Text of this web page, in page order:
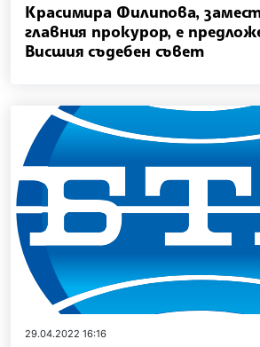
Красимира Филипова,
главния прокурор, е
Висшия съдебен съвет
29.04.2022 16:16